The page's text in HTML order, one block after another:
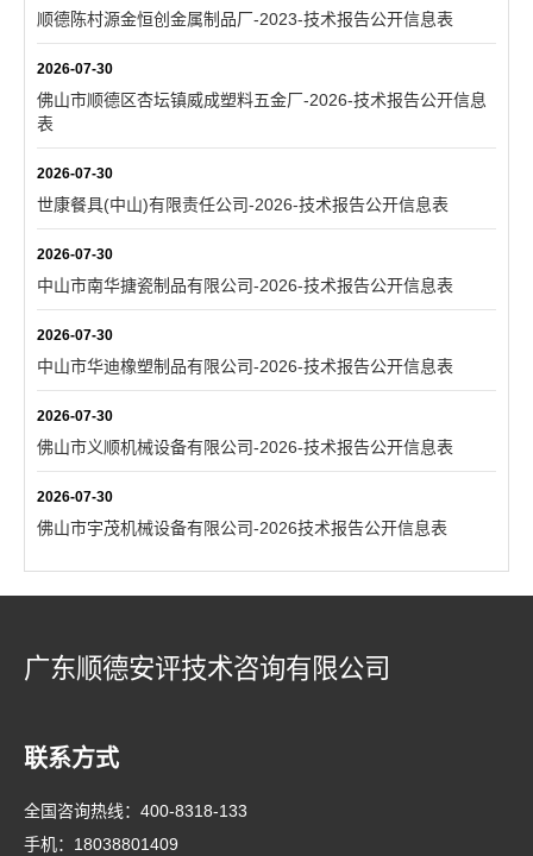
顺德陈村源金恒创金属制品厂-2023-技术报告公开信息表
2026-07-30
佛山市顺德区杏坛镇威成塑料五金厂-2026-技术报告公开信息
表
2026-07-30
世康餐具(中山)有限责任公司-2026-技术报告公开信息表
2026-07-30
中山市南华搪瓷制品有限公司-2026-技术报告公开信息表
2026-07-30
中山市华迪橡塑制品有限公司-2026-技术报告公开信息表
2026-07-30
佛山市义顺机械设备有限公司-2026-技术报告公开信息表
2026-07-30
佛山市宇茂机械设备有限公司-2026技术报告公开信息表
广东顺德安评技术咨询有限公司
联系方式
全国咨询热线： 400-8318-133
手机： 18038801409